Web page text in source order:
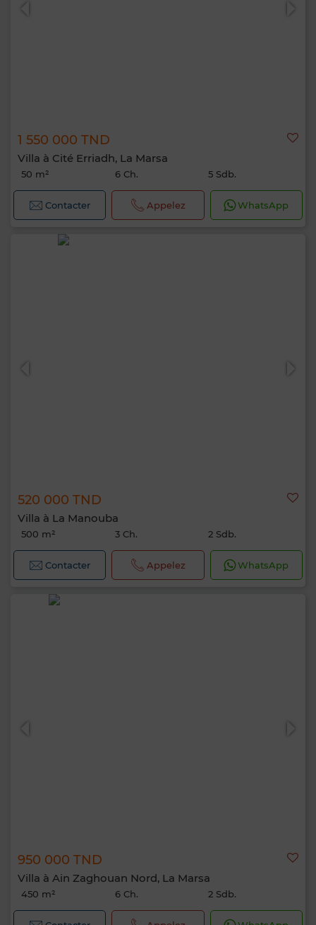
1 550 000 TND
Villa à Cité Erriadh, La Marsa
50 m² 6 Ch. 5 Sdb.
Contacter Appelez WhatsApp
520 000 TND
Villa à La Manouba
500 m² 3 Ch. 2 Sdb.
Contacter Appelez WhatsApp
950 000 TND
Villa à Ain Zaghouan Nord, La Marsa
450 m² 6 Ch. 2 Sdb.